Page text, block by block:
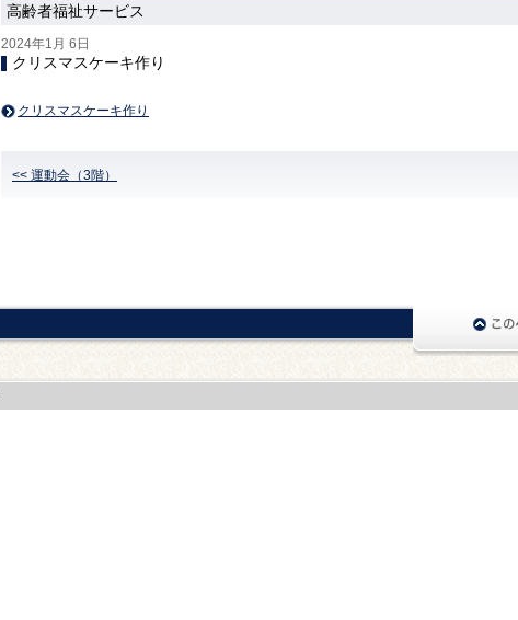
高齢者福祉サービス
2024年1月 6日
クリスマスケーキ作り
クリスマスケーキ作り
<< 運動会（3階）